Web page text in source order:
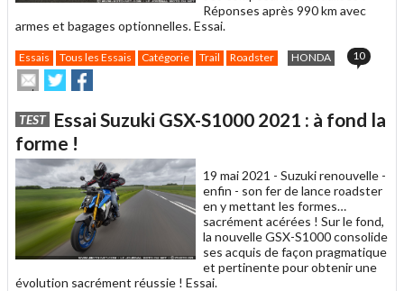
Réponses après 990 km avec
armes et bagages optionnelles. Essai.
Essais Tous les Essais Catégorie Trail Roadster HONDA 10
Envoyer
cet
à
un
ami
Partager
sur
sur
TEST Essai Suzuki GSX-S1000 2021 : à fond la
forme !
19 mai 2021 - Suzuki renouvelle -
enfin - son fer de lance roadster
en y mettant les formes…
sacrément acérées ! Sur le fond,
la nouvelle GSX-S1000 consolide
ses acquis de façon pragmatique
et pertinente pour obtenir une
évolution sacrément réussie ! Essai.